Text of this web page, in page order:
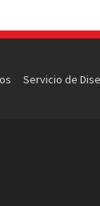
Servicio de